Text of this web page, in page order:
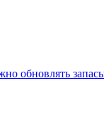
обновлять